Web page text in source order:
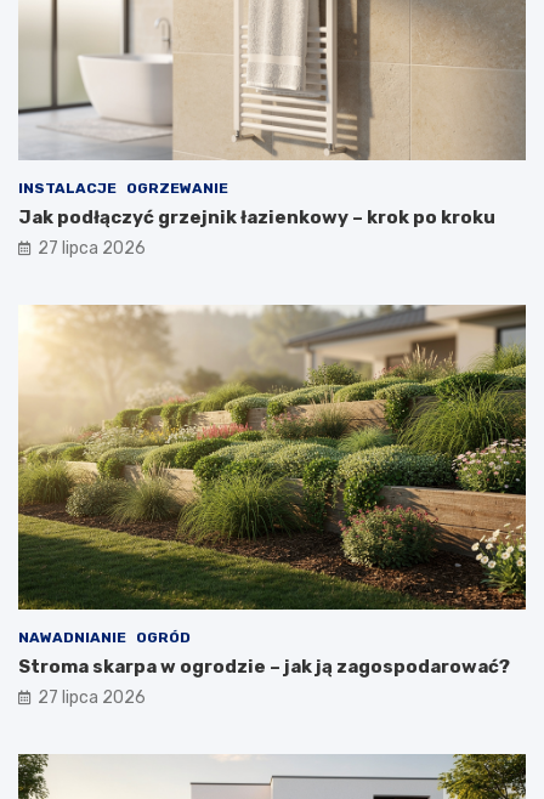
INSTALACJE OGRZEWANIE
Jak podłączyć grzejnik łazienkowy – krok po kroku
27 lipca 2026
NAWADNIANIE OGRÓD
Stroma skarpa w ogrodzie – jak ją zagospodarować?
27 lipca 2026